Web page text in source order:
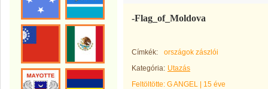
-Flag_of_Moldova
Címkék:
országok zászlói
Kategória: Utazás
Feltöltötte: G ANGEL
15 éve